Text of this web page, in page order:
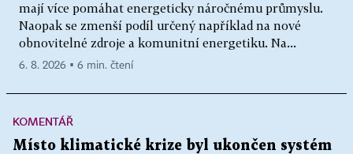
mají více pomáhat energeticky náročnému průmyslu.
Naopak se zmenší podíl určený například na nové
obnovitelné zdroje a komunitní energetiku. Na...
6. 8. 2026 ▪ 6 min. čtení
KOMENTÁŘ
Místo klimatické krize byl ukončen systém